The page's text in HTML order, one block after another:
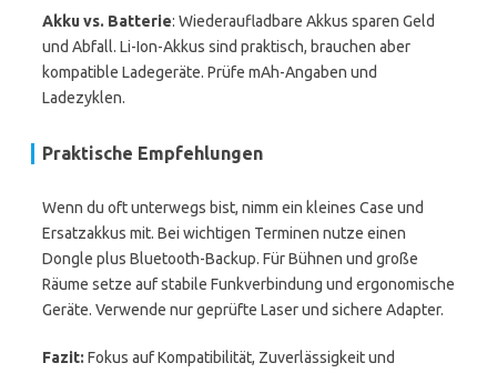
Akku vs. Batterie: Wiederaufladbare Akkus sparen Geld
und Abfall. Li-Ion-Akkus sind praktisch, brauchen aber
kompatible Ladegeräte. Prüfe mAh-Angaben und
Ladezyklen.
Praktische Empfehlungen
Wenn du oft unterwegs bist, nimm ein kleines Case und
Ersatzakkus mit. Bei wichtigen Terminen nutze einen
Dongle plus Bluetooth-Backup. Für Bühnen und große
Räume setze auf stabile Funkverbindung und ergonomische
Geräte. Verwende nur geprüfte Laser und sichere Adapter.
Fazit: Fokus auf Kompatibilität, Zuverlässigkeit und